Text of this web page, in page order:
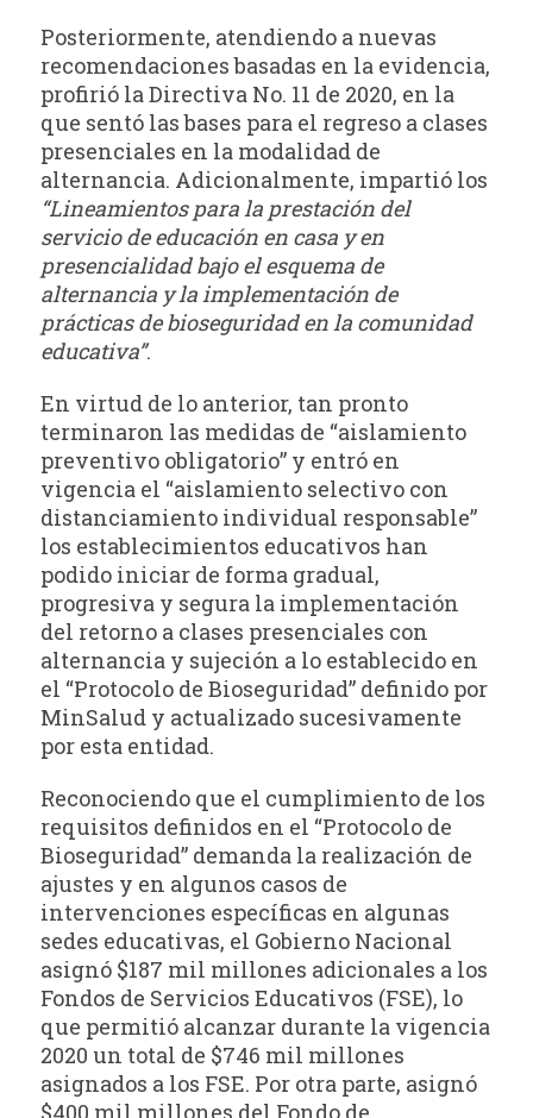
Posteriormente, atendiendo a nuevas
recomendaciones basadas en la evidencia,
profirió la Directiva No. 11 de 2020, en la
que sentó las bases para el regreso a clases
presenciales en la modalidad de
alternancia. Adicionalmente, impartió los
“Lineamientos para la prestación del
servicio de educación en casa y en
presencialidad bajo el esquema de
alternancia y la implementación de
prácticas de bioseguridad en la comunidad
educativa”.
En virtud de lo anterior, tan pronto
terminaron las medidas de “aislamiento
preventivo obligatorio” y entró en
vigencia el “aislamiento selectivo con
distanciamiento individual responsable”
los establecimientos educativos han
podido iniciar de forma gradual,
progresiva y segura la implementación
del retorno a clases presenciales con
alternancia y sujeción a lo establecido en
el “Protocolo de Bioseguridad” definido por
MinSalud y actualizado sucesivamente
por esta entidad.
Reconociendo que el cumplimiento de los
requisitos definidos en el “Protocolo de
Bioseguridad” demanda la realización de
ajustes y en algunos casos de
intervenciones específicas en algunas
sedes educativas, el Gobierno Nacional
asignó $187 mil millones adicionales a los
Fondos de Servicios Educativos (FSE), lo
que permitió alcanzar durante la vigencia
2020 un total de $746 mil millones
asignados a los FSE. Por otra parte, asignó
$400 mil millones del Fondo de